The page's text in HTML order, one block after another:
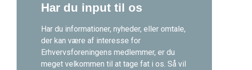
Har du input til os
Har du informationer, nyheder, eller omtale,
der kan være af interesse for
Erhvervsforeningens medlemmer, er du
meget velkommen til at tage fat i os. Så vil